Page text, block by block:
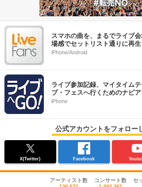
スマホの曲を、まるでライブ
場感でセットリスト通りに再生
iPhone/Android
ライブ参加記録、マイタイム
ブ・フェスへ行くためのナビア
iPhone
公式アカウントをフォロー
X(Twitter) Facebook
アーティスト数
コンサート数
セ